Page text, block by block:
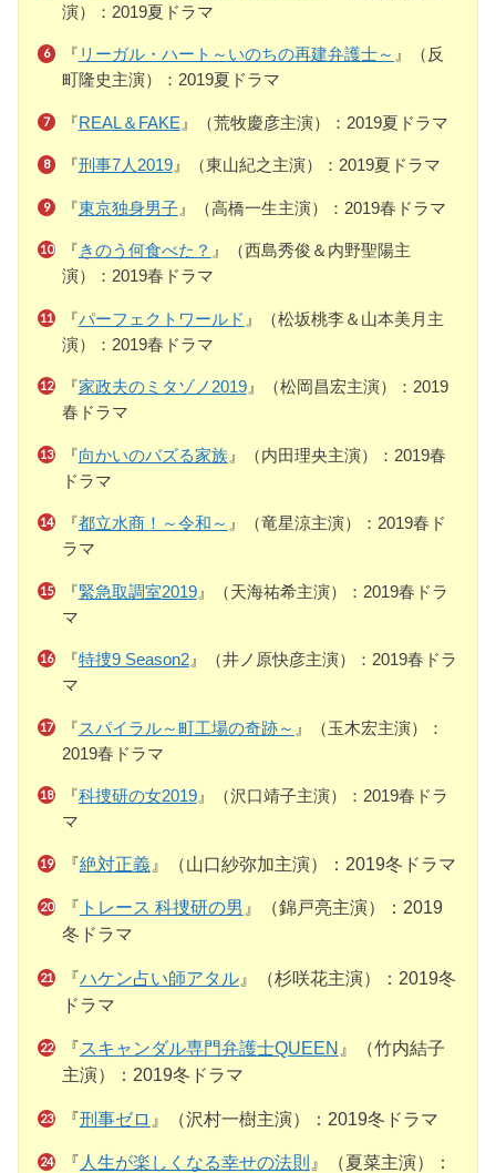
演）：2019夏ドラマ
『 リーガル・ハート～いのちの再建弁護士～ 』（反
町隆史主演）：2019夏ドラマ
『REAL＆FAKE 』（荒牧慶彦主演）：2019夏ドラマ
『刑事7人2019』（東山紀之主演）：2019夏ドラマ
『東京独身男子』（高橋一生主演）：2019春ドラマ
『きのう何食べた？ 』（西島秀俊＆内野聖陽主
演）：2019春ドラマ
『パーフェクトワールド 』（松坂桃李＆山本美月主
演）：2019春ドラマ
『家政夫のミタゾノ2019』（松岡昌宏主演）：2019
春ドラマ
『向かいのバズる家族』（内田理央主演）：2019春
ドラマ
『都立水商！～令和～ 』（竜星涼主演）：2019春ド
ラマ
『緊急取調室2019』（天海祐希主演）：2019春ドラ
マ
『特捜9 Season2』（井ノ原快彦主演）：2019春ドラ
マ
『スパイラル～町工場の奇跡～ 』（玉木宏主演）：
2019春ドラマ
『科捜研の女2019』（沢口靖子主演）：2019春ドラ
マ
『絶対正義』（山口紗弥加主演）：2019冬ドラマ
『 トレース 科捜研の男 』（錦戸亮主演）：2019
冬ドラマ
『ハケン占い師アタル』（杉咲花主演）：2019冬
ドラマ
『スキャンダル専門弁護士QUEEN 』（竹内結子
主演）：2019冬ドラマ
『刑事ゼロ 』（沢村一樹主演）：2019冬ドラマ
『 人生が楽しくなる幸せの法則 』（夏菜主演）：